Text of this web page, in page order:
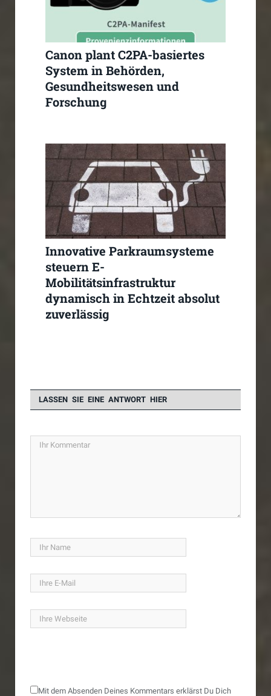
Canon plant C2PA-basiertes
System in Behörden,
Gesundheitswesen und
Forschung
Innovative Parkraumsysteme
steuern E-
Mobilitätsinfrastruktur
dynamisch in Echtzeit absolut
zuverlässig
LASSEN SIE EINE ANTWORT HIER
Mit dem Absenden Deines Kommentars erklärst Du Dich